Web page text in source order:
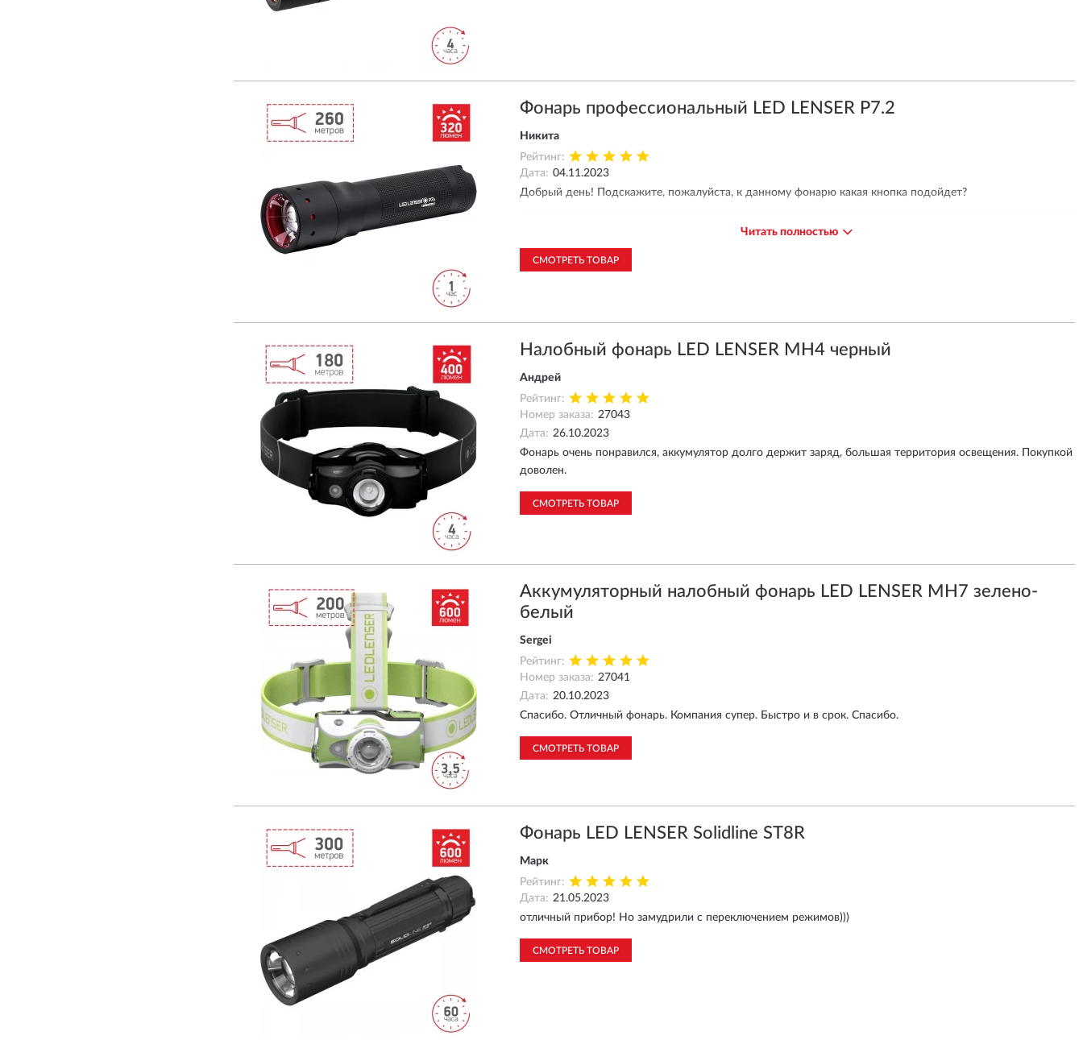
Фонарь профессиональный LED LENSER P7.2
Никита
Рейтинг:
Дата: 04.11.2023
Добрый день! Подскажите, пожалуйста, к данному фонарю какая кнопка подойдет?
04.11.2023
Добрый день! Предлагаем рассмотреть вариант: выносная кнопка LED LENSER Remote
Читать полностью
СМОТРЕТЬ ТОВАР
Налобный фонарь LED LENSER MH4 черный
Андрей
Рейтинг:
Номер заказа: 27043
Дата: 26.10.2023
Фонарь очень понравился, аккумулятор долго держит заряд, большая территория освещения. Покупкой
доволен.
СМОТРЕТЬ ТОВАР
Аккумуляторный налобный фонарь LED LENSER MH7 зелено-
белый
Sergei
Рейтинг:
Номер заказа: 27041
Дата: 20.10.2023
Спасибо. Отличный фонарь. Компания супер. Быстро и в срок. Спасибо.
СМОТРЕТЬ ТОВАР
Фонарь LED LENSER Solidline ST8R
Марк
Рейтинг:
Дата: 21.05.2023
отличный прибор! Но замудрили с переключением режимов)))
СМОТРЕТЬ ТОВАР